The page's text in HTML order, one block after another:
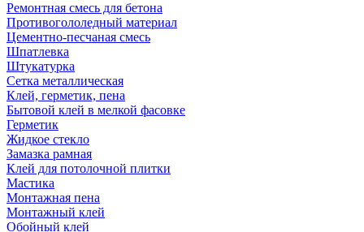
Ремонтная смесь для бетона
Противогололедный материал
Цементно-песчаная смесь
Шпатлевка
Штукатурка
Сетка металлическая
Клей, герметик, пена
Бытовой клей в мелкой фасовке
Герметик
Жидкое стекло
Замазка рамная
Клей для потолочной плитки
Мастика
Монтажная пена
Монтажный клей
Обойный клей